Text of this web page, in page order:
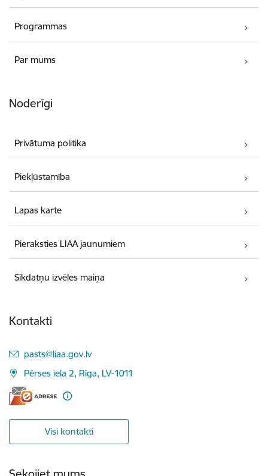
Programmas
Par mums
Noderīgi
Privātuma politika
Piekļūstamība
Lapas karte
Pieraksties LIAA jaunumiem
Sīkdatņu izvēles maiņa
Kontakti
E-pasts:
pasts@liaa.gov.lv
Pērses iela 2, Rīga, LV-1011
Visi kontakti